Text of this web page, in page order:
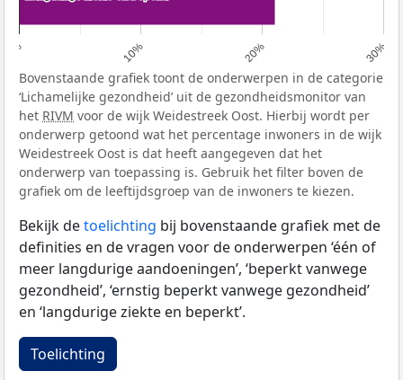
0% 10% 20% 30%
Bovenstaande grafiek toont de onderwerpen in de categorie
‘Lichamelijke gezondheid’ uit de gezondheidsmonitor van
het RIVM voor de wijk Weidestreek Oost. Hierbij wordt per
onderwerp getoond wat het percentage inwoners in de wijk
Weidestreek Oost is dat heeft aangegeven dat het
onderwerp van toepassing is. Gebruik het filter boven de
grafiek om de leeftijdsgroep van de inwoners te kiezen.
Bekijk detoelichting bij bovenstaande grafiek met de
definities en de vragen voor de onderwerpen ‘één of
meer langdurige aandoeningen’, ‘beperkt vanwege
gezondheid’, ‘ernstig beperkt vanwege gezondheid’
en ‘langdurige ziekte en beperkt’.
Toelichting